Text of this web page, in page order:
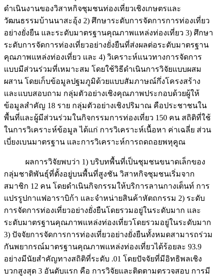
ดำเนินงานของวิสาหกิจชุมชนท่องเที่ยวเชิงเกษตรและ
วัฒนธรรมบ้านนาสะอุ้ง 2) ศึกษาระดับการจัดการการท่องเที่ยว
อย่างยั่งยืน และระดับมาตรฐานคุณภาพแหล่งท่องเที่ยว 3) ศึกษา
ระดับการจัดการท่องเที่ยวอย่างยั่งยืนที่ส่งผลต่อระดับมาตรฐาน
คุณภาพแหล่งท่องเที่ยว และ 4) วิเคราะห์แนวทางการจัดการ
แบบมีส่วนร่วมที่เหมาะสม โดยใช้วิธีดำเนินการวิจัยแบบผสม
ผสาน โดยเก็บข้อมูลปฐมภูมิด้วยแบบสัมภาษณ์กึ่งโครงสร้าง
และแบบสอบถาม กลุ่มตัวอย่างเชิงคุณภาพประกอบด้วยผู้ให้
ข้อมูลสำคัญ 18 ราย กลุ่มตัวอย่างเชิงปริมาณ คือประชาชนใน
พื้นที่และผู้มีส่วนร่วมในกิจกรรมการท่องเที่ยว 150 คน สถิติที่ใช้
ในการวิเคราะห์ข้อมูล ได้แก่ การวิเคราะห์เนื้อหา ค่าเฉลี่ย ส่วน
เบี่ยงเบนมาตรฐาน และการวิเคราะห์การถดถอยพหุคูณ
ผลการวิจัยพบว่า 1) บริบทพื้นที่เป็นชุมชนขนาดเล็กของ
กลุ่มชาติพันธุ์ที่ตั้งอยู่บนพื้นที่สูงชัน วิสาหกิจชุมชนเริ่มจาก
สมาชิก 12 คน โดยดำเนินกิจกรรมให้บริการลานกางเต็นท์ การ
แปรรูปกาแฟอาราบิก้า และจำหน่ายสินค้าหัตถกรรม 2) ระดับ
การจัดการท่องเที่ยวอย่างยั่งยืนโดยรวมอยู่ในระดับมาก และ
ระดับมาตรฐานคุณภาพแหล่งท่องเที่ยวโดยรวมอยู่ในระดับมาก
3) ปัจจัยการจัดการการท่องเที่ยวอย่างยั่งยืนทั้งหมดสามารถร่วม
กันพยากรณ์มาตรฐานคุณภาพแหล่งท่องเที่ยวได้ร้อยละ 93.9
อย่างมีนัยสำคัญทางสถิติที่ระดับ .01 โดยปัจจัยที่มีอิทธิพลเชิง
บวกสูงสุด 3 อันดับแรก คือ การวิจัยและติดตามตรวจสอบ การมี